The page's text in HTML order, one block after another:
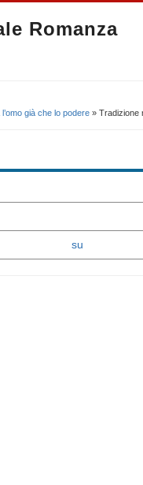
Romanza
già che lo podere » Tradizione
su